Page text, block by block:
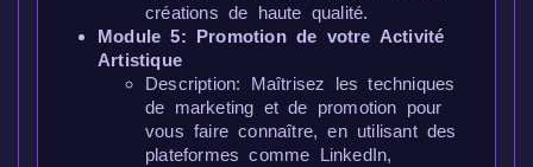
créations de haute qualité.
Module 5: Promotion de votre Activité
Artistique
Description: Maîtrisez les techniques
de marketing et de promotion pour
vous faire connaître, en utilisant des
plateformes comme LinkedIn,